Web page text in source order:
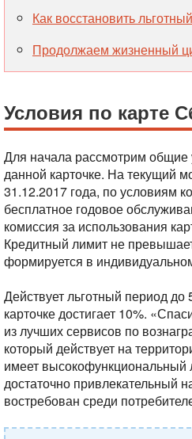
Как восстановить
Продолжаем жизненный
Условия по карте
Для начала рассмотрим
данной карточке. На текущий
31.12.2017 года, по условиям
бесплатное годовое
комиссия за использования
Кредитный лимит не
формируется в
Действует льготный период
карточке достигает 10%.
из лучших сервисов по
который действует на
имеет высокофункциональный
достаточно привлекательный
востребован среди